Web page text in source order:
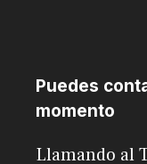
Puedes
momento
Llamando al